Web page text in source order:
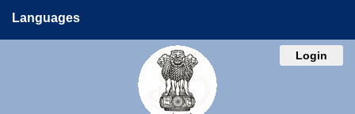
Languages
Login